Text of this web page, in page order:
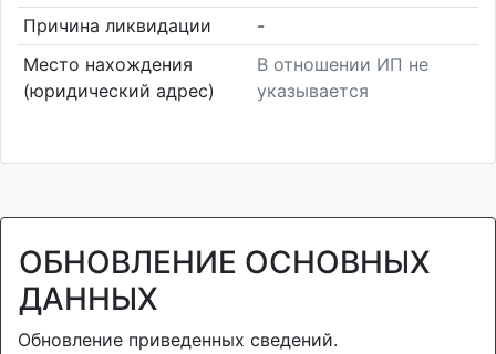
Причина ликвидации
-
Место нахождения
(юридический адрес)
В отношении ИП не
указывается
ОБНОВЛЕНИЕ ОСНОВНЫХ
ДАННЫХ
Обновление приведенных сведений.